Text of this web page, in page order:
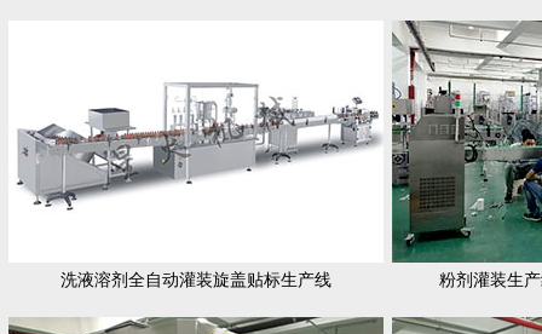
洗液溶剂全自动灌装旋盖贴标生产线 粉剂灌装生